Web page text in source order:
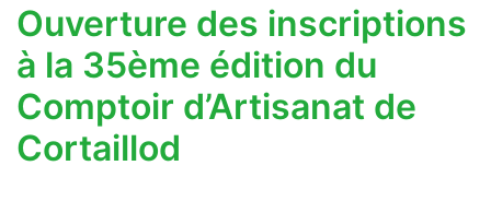
Ouverture des inscriptions
à la 35ème édition du
Comptoir d’Artisanat de
Cortaillod